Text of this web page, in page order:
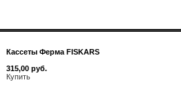
Кассеты Ферма FISKARS
315,00 руб.
Купить